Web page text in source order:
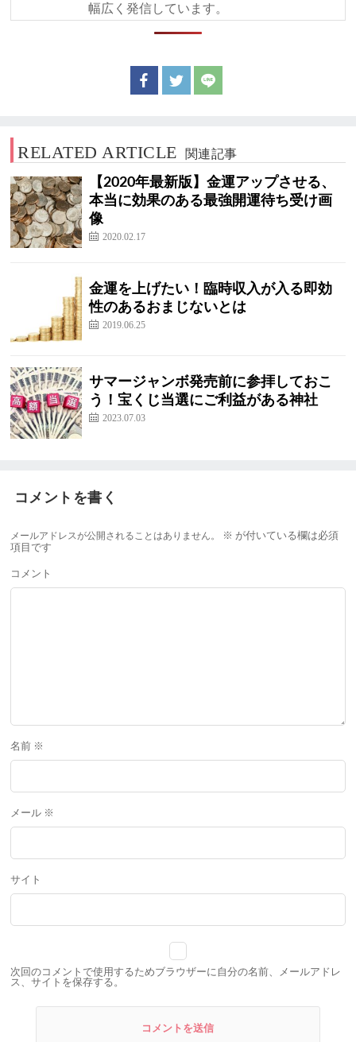
幅広く発信しています。
RELATED ARTICLE 関連記事
【2020年最新版】金運アップさせる、
本当に効果のある最強開運待ち受け画
像
2020.02.17
金運を上げたい！臨時収入が入る即効
性のあるおまじないとは
2019.06.25
サマージャンボ発売前に参拝しておこ
う！宝くじ当選にご利益がある神社
2023.07.03
コメントを書く
メールアドレスが公開されることはありません。 ※ が付いている欄は必須
項目です
コメント
名前 ※
メール ※
サイト
次回のコメントで使用するためブラウザーに自分の名前、メールアドレ
ス、サイトを保存する。